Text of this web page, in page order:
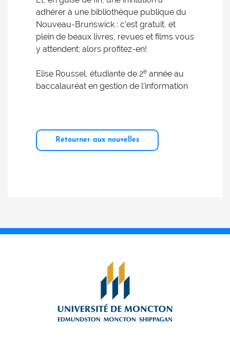
adhérer à une bibliothèque publique du
Nouveau-Brunswick : c’est gratuit, et
plein de beaux livres, revues et films vous
y attendent; alors profitez-en!
Elise Roussel, étudiante de 2e année au
baccalauréat en gestion de l’information
Retourner aux nouvelles